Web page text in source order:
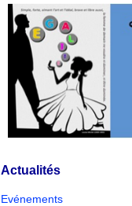
Actualités
Evénements